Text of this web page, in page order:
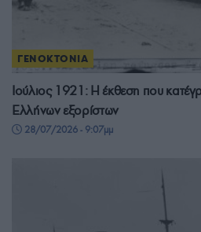
ΓΕΝΟΚΤΟΝΙΑ
Ιούλιος 1921: Η έκθεση που
Ελλήνων εξορίστων
28/07/2026 - 9:07μμ